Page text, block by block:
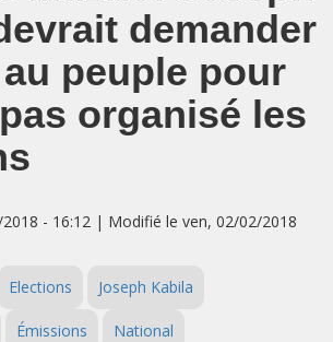
demander
peuple pour
organisé les
- 16:12 | Modifié le ven, 02/02/2018
Elections Joseph Kabila
Émissions National